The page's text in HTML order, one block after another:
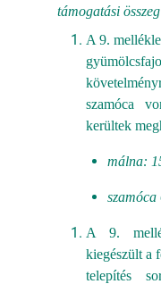
támogatási
A 9.
szamóca
kerültek
málna:
szamóca
A 9.
kiegészült a
telepítés